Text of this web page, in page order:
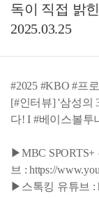
독이 직접 밝
2025.03.25
#2025 #KBO #프
[#인터뷰] '삼성의
다! I #베이스볼투
▶MBC SPORTS+
브 : https://
▶스톡킹 유튜브 :